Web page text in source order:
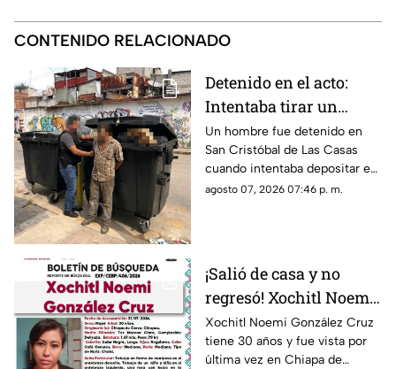
CONTENIDO RELACIONADO
Detenido en el acto:
Intentaba tirar un
becerro muerto en un
contenedor de basura
en SCLC
Un hombre fue detenido en
San Cristóbal de Las Casas
cuando intentaba depositar en
un contenedor un costal que
agosto 07, 2026 07:46 p. m.
¡Salió de casa y no
regresó! Xochitl Noemi
desapareció en Chiapa
de Corzo
Xochitl Noemi González Cruz
tiene 30 años y fue vista por
última vez en Chiapa de